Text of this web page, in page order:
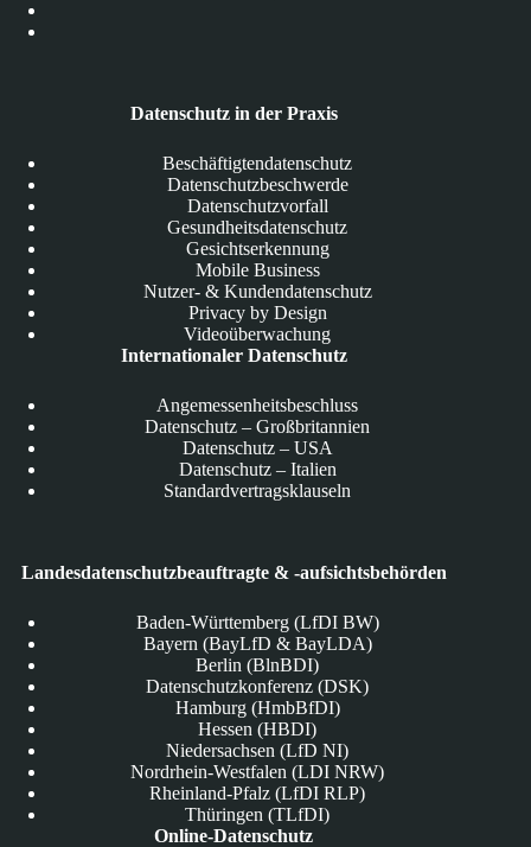
Datenschutz in der Praxis
Beschäftigtendatenschutz
Datenschutzbeschwerde
Datenschutzvorfall
Gesundheitsdatenschutz
Gesichtserkennung
Mobile Business
Nutzer- & Kundendatenschutz
Privacy by Design
Videoüberwachung
Internationaler Datenschutz
Angemessenheitsbeschluss
Datenschutz – Großbritannien
Datenschutz – USA
Datenschutz – Italien
Standardvertragsklauseln
Landesdatenschutzbeauftragte & -aufsichtsbehörden
Baden-Württemberg (LfDI BW)
Bayern (BayLfD & BayLDA)
Berlin (BlnBDI)
Datenschutzkonferenz (DSK)
Hamburg (HmbBfDI)
Hessen (HBDI)
Niedersachsen (LfD NI)
Nordrhein-Westfalen (LDI NRW)
Rheinland-Pfalz (LfDI RLP)
Thüringen (TLfDI)
Online-Datenschutz